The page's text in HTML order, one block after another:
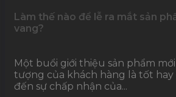
Làm thế nào để lễ ra mắt sản
vang?
Một buổi giới thiệu sản phẩm
tượng của khách hàng là tốt hay
đến sự chấp nhận của...